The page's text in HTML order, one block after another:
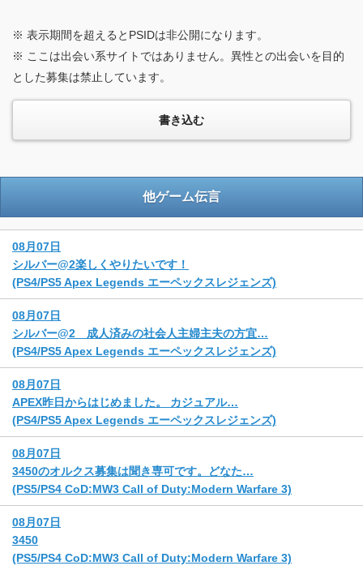
※ 表示期間を超えるとPSIDは非公開になります。
※ ここは出会い系サイトではありません。異性との出会いを目的
とした募集は禁止しています。
他ゲーム伝言
08月07日
シルバー@2楽しくやりたいです！
(PS4/PS5 Apex Legends エーペックスレジェンズ)
08月07日
シルバー@2 成人済みの社会人主婦主夫の方宜…
(PS4/PS5 Apex Legends エーペックスレジェンズ)
08月07日
APEX昨日からはじめました。 カジュアル…
(PS4/PS5 Apex Legends エーペックスレジェンズ)
08月07日
3450のオルクス募集は聞き専可です。どなた…
(PS5/PS4 CoD:MW3 Call of Duty:Modern Warfare 3)
08月07日
3450
(PS5/PS4 CoD:MW3 Call of Duty:Modern Warfare 3)